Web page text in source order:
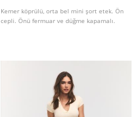
Kemer köprülü, orta bel mini şort etek. Ön
cepli. Önü fermuar ve düğme kapamalı.